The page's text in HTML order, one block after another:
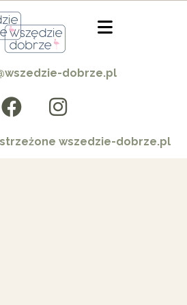
dobrze.pl
wszedzie-dobrze.pl